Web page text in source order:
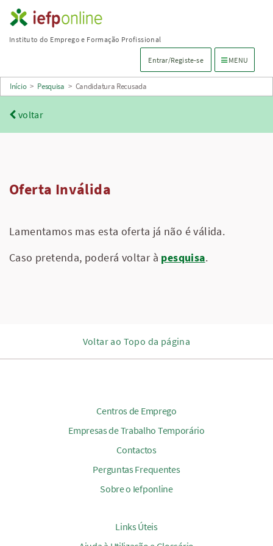
Saltar
para
principal
Instituto do Emprego e Formação Profissional
Entrar/Registe-se Menu de
MENU
Início > Pesquisa > Candidatura Recusada
voltar
Oferta Inválida
Lamentamos mas esta oferta já não é válida.
Caso pretenda, poderá voltar à pesquisa.
Voltar ao Topo da página
Centros de Emprego
Empresas de Trabalho Temporário
Contactos
Perguntas Frequentes
Sobre o Iefponline
Links Úteis